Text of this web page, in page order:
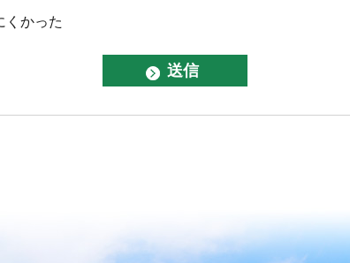
くかった